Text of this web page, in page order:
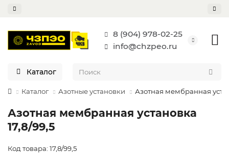
8 (904) 978-02-25
info@chzpeo.ru
Каталог
Каталог Азотные установки Азотная мембранная
Азотная мембранная установка
17,8/99,5
Код товара: 17,8/99,5